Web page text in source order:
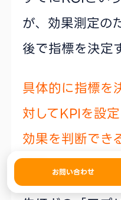
が、効果測定の
後で指標を決定
具体的に指標を
対してKPIを設
効果を判断でき
です。お問い合わせ